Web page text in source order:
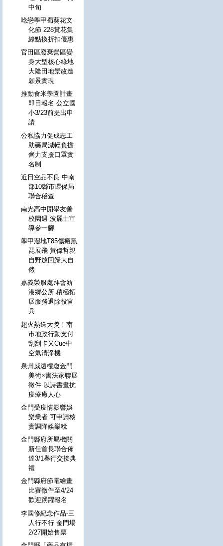
中旬
唸戀學甲蜀葵花文
化節 228賞花集
綠點換折扣優惠
官田區廢棄營區變
身大型核心綠地
大隆田地景改造
願景實現
推動食米學園計畫
即日報名 公立國
小3/23前提出申
請
公私協力促成志工
助藥局減輕負擔
齊力支援口罩實
名制
近日空品不良 中南
部10縣市環保局
聯合稽查
南光高中開學友善
校園週 波麗士宣
導參一腳
學甲濕地T85傷癒黑
琵展飛 黃偉哲親
自野放回歸大自
然
嘉義榮服處拜會新
港鄉公所 積極拓
展服務退除役官
兵
超火熱送大獎！南
市地政行動支付
刮刮卡又Cue中
空氣清淨機
泉州威遠樓邀金門
美術×書法家聯展
徵件 以詩書畫抗
疫療癒人心
金門受疫情影響娛
樂業者 可申請核
實調降娛樂稅
金門縣府所屬機關
新任首長聯合佈
達3/1舉行交接典
禮
金門縣府節電繪畫
比賽徵件至4/24
歡迎踴躍報名
李國修紀念作品-三
人行不行 金門場
2/27開始售票